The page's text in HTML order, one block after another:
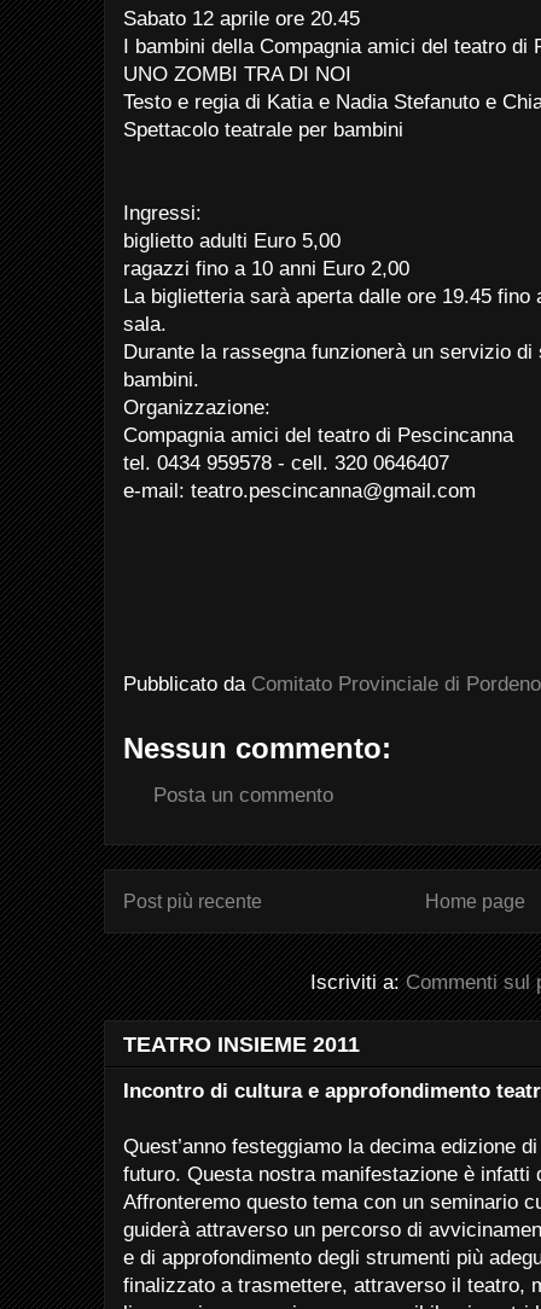
Sabato 12 aprile ore 20.45
I bambini della Compagnia amici del teatro di
UNO ZOMBI TRA DI NOI
Testo e regia di Katia e Nadia Stefanuto e
Spettacolo teatrale per bambini
Ingressi:
biglietto adulti Euro 5,00
ragazzi fino a 10 anni Euro 2,00
La biglietteria sarà aperta dalle ore 19.45
sala.
Durante la rassegna funzionerà un servizio
bambini.
Organizzazione:
Compagnia amici del teatro di Pescincanna
tel. 0434 959578 - cell. 320 0646407
e-mail: teatro.pescincanna@gmail.com
Pubblicato da Comitato Provinciale di
Nessun commento:
Posta un commento
Post più recente Home page
Iscriviti a:Commenti sul
TEATRO INSIEME 2011
Incontro di cultura e approfondimento
Quest’anno festeggiamo la decima edizione
futuro. Questa nostra manifestazione è infatti
Affronteremo questo tema con un seminario
guiderà attraverso un percorso di
e di approfondimento degli strumenti più
finalizzato a trasmettere, attraverso il teatro,